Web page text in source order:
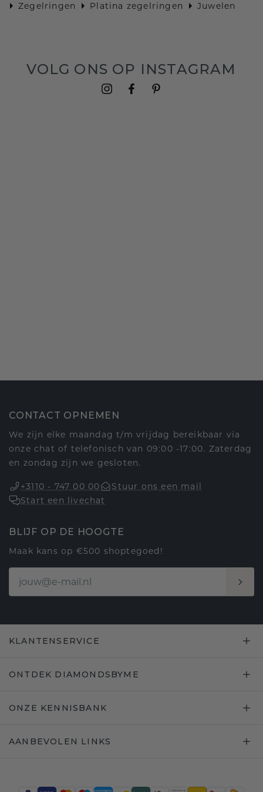
Zegelringen
Platina zegelringen Juwelen
VOLG ONS OP INSTAGRAM
CONTACT OPNEMEN
We zijn elke maandag t/m vrijdag bereikbaar via
onze chat of telefonisch van 09:00 -17:00. Zaterdag
en zondag zijn we gesloten.
+3110 - 747 00 00
Stuur ons een mail
Start een livechat
BLIJF OP DE HOOGTE
Maak kans op €500 shoptegoed!
KLANTENSERVICE
ONTDEK DIAMONDSBYME
ONZE KENNISBANK
AANBEVOLEN LINKS